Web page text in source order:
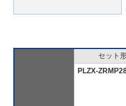
セット
PLZX-